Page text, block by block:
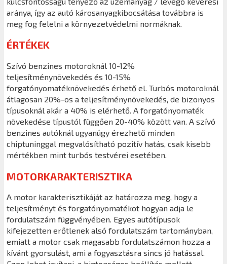
aránya, így az autó károsanyagkibocsátása továbbra is
meg fog felelni a környezetvédelmi normáknak.
ÉRTÉKEK
Szívó benzines motoroknál 10-12%
teljesítménynövekedés és 10-15%
forgatónyomatéknövekedés érhető el. Turbós motoroknál
átlagosan 20%-os a teljesítménynövekedés, de bizonyos
típusoknál akár a 40% is elérhető. A forgatónyomaték
növekedése típustól függően 20-40% között van. A szívó
benzines autóknál ugyanúgy érezhető minden
chiptuninggal megvalósítható pozitív hatás, csak kisebb
mértékben mint turbós testvérei esetében.
MOTORKARAKTERISZTIKA
A motor karakterisztikáját az határozza meg, hogy a
teljesítményt és forgatónyomatékot hogyan adja le
fordulatszám függvényében. Egyes autótípusok
kifejezetten erőtlenek alsó fordulatszám tartományban,
emiatt a motor csak magasabb fordulatszámon hozza a
kívánt gyorsulást, ami a fogyasztásra sincs jó hatással.